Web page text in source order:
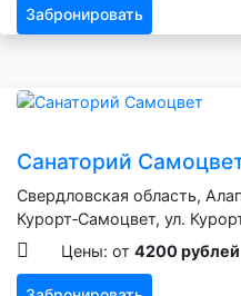
Забронировать
Санаторий
Свердловская область,
Курорт‑Самоцвет, ул.
Цены: от 4200 рублей